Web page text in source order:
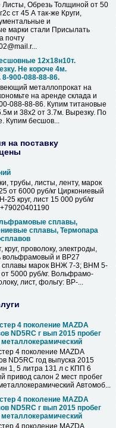
Обрезь Толщиной от 50
ст 45 А так-же Круги,
и
марки стали Присылать
почту
12х18н10т.
Не короче 4м.
900-088-88-86.
металлопрокат на
на аренде склада и
088-88-86. Купим титановые
и 38х2 от 3.7м. Вырезку. По
Купим бесшов...
на поставку
трубы, листы, ленту, марок
от 6000 руб/кг Циркониевый
круг, лист 15 000 руб/кг
сплавы,
сплавы, Термопара
проволоку, электроды,
вольфрамовый и ВР27
сплавы марок ВНЖ 7-3; ВНМ 5-
5000 руб/кг. Вольфрамо-
лист, фольгу: ВР-...
4 поколение MAZDA
ND5RC г вып 2015 пробег
4 поколение MAZDA
ND5RC год выпуска 2015
1, 5 литра 131 л с КПП 6
привод салон 2 мест пробег
Автомоб...
4 поколение MAZDA
ND5RC г вып 2015 пробег
4 поколение MAZDA